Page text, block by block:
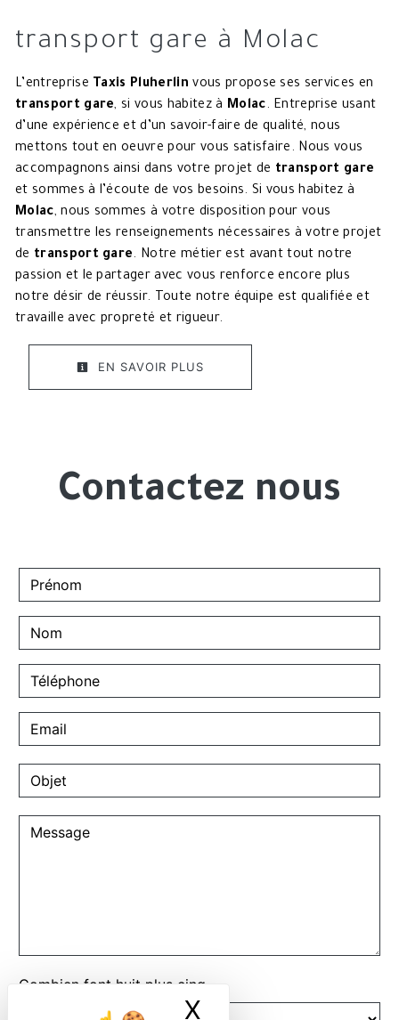
X Masquer le
transport gare à Molac
L’entreprise Taxis Pluherlin vous propose ses services en
transport gare, si vous habitez à Molac. Entreprise usant
d’une expérience et d’un savoir-faire de qualité, nous
mettons tout en oeuvre pour vous satisfaire. Nous vous
accompagnons ainsi dans votre projet de transport gare
et sommes à l’écoute de vos besoins. Si vous habitez à
Molac, nous sommes à votre disposition pour vous
transmettre les renseignements nécessaires à votre projet
de transport gare. Notre métier est avant tout notre
passion et le partager avec vous renforce encore plus
notre désir de réussir. Toute notre équipe est qualifiée et
travaille avec propreté et rigueur.
EN SAVOIR PLUS
Contactez nous
Combien font huit plus cinq